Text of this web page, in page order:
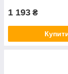
1 193 ₴